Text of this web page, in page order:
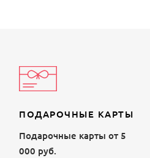
ПОДАРОЧНЫЕ КАРТЫ
Подарочные карты от 5
000 руб.